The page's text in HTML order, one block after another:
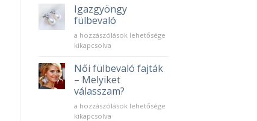
–
opál,
rubin,
türkiz,
cirkónia
bejegyzéshez
Igazgyöngy
fülbevaló
Igazgyöngy
fülbevaló
a hozzászólások lehetősége
kikapcsolva
Női fülbevaló fajták
– Melyiket
válasszam?
Női
fülbevaló
a hozzászólások lehetősége
kikapcsolva